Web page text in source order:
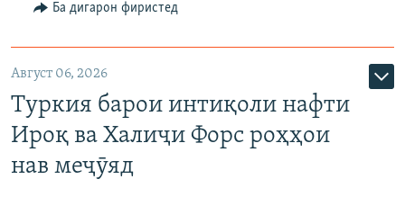
Ба дигарон фиристед
Август 06, 2026
Туркия барои интиқоли нафти
Ироқ ва Халиҷи Форс роҳҳои
нав меҷӯяд